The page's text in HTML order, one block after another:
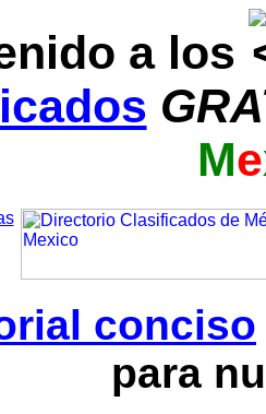
a los
Me
conciso
para